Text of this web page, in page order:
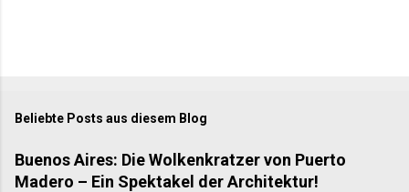
Beliebte Posts aus diesem Blog
Buenos Aires: Die Wolkenkratzer von Puerto
Madero – Ein Spektakel der Architektur!